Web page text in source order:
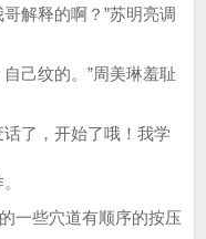
解释的啊？”苏明亮调
己纹的。”周美琳羞耻
了，开始了哦！我学
一些穴道有顺序的按压